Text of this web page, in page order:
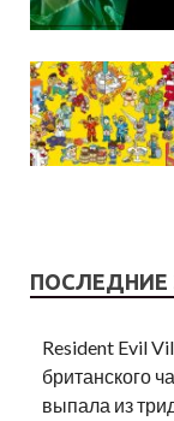
ПОСЛЕДНИЕ
Resident Evil
британского
выпала из